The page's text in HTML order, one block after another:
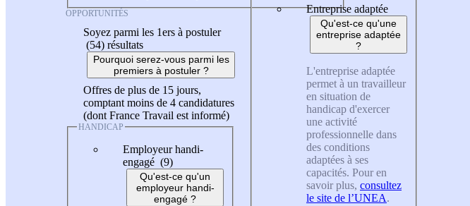
OPPORTUNITÉS
Soyez parmi les 1ers à postuler
(54) résultats
Pourquoi serez-vous parmi les
premiers à postuler ?
Offres de plus de 15 jours,
comptant moins de 4 candidatures
(dont France Travail est informé)
HANDICAP
Employeur handi-
engagé (9)
Qu'est-ce qu'un
employeur handi-
engagé ?
Entreprise adaptée
Qu'est-ce qu'une
entreprise adaptée
?
L'entreprise adaptée
permet à un travailleur
en situation de
handicap d'exercer
une activité
professionnelle dans
des conditions
adaptées à ses
capacités. Pour en
savoir plus, consultez
le site de l’UNEA.